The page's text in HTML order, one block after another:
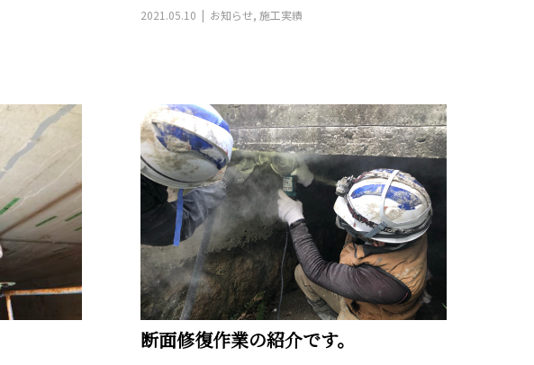
2021.05.10 お知らせ, 施工実績
断面修復作業の紹介です。